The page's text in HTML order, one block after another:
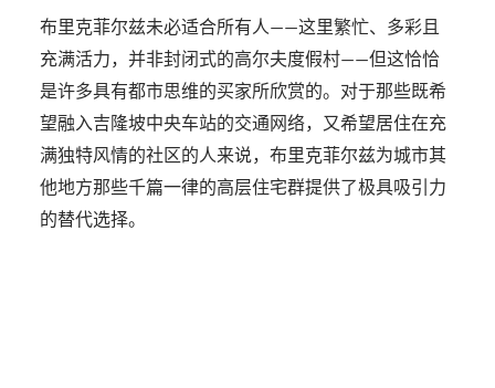
布里克菲尔兹未必适合所有人——这里繁忙、多彩且
充满活力，并非封闭式的高尔夫度假村——但这恰恰
是许多具有都市思维的买家所欣赏的。对于那些既希
望融入吉隆坡中央车站的交通网络，又希望居住在充
满独特风情的社区的人来说，布里克菲尔兹为城市其
他地方那些千篇一律的高层住宅群提供了极具吸引力
的替代选择。